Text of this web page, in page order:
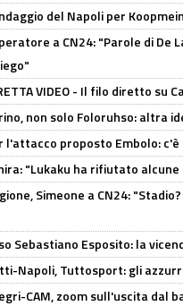
del Napoli per
a CN24: "Parole di De
VIDEO - Il filo diretto su
non solo Foloruhso: altra
l'attacco proposto Embolo:
"Lukaku ha rifiutato
Simeone a CN24:
Sebastiano Esposito: la
Napoli, Tuttosport: gli
CAM, zoom sull'uscita dal